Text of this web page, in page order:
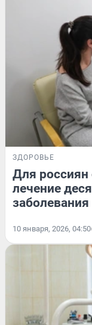
ЗДОРОВЬЕ
Для
лечение
10 января, 2026, 04:50